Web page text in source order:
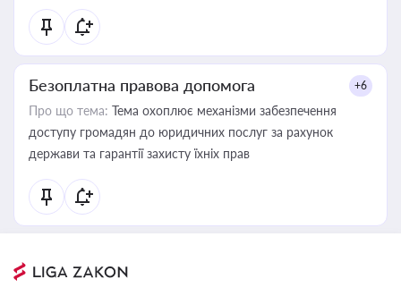
Безоплатна правова допомога +6
Про що тема: Тема охоплює механізми забезпечення
доступу громадян до юридичних послуг за рахунок
держави та гарантії захисту їхніх прав